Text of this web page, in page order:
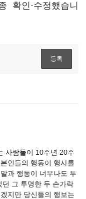
확인·수정했습니
사람들이 10주년 20주
인들의 행동이 행사를
과 행동이 너무나도 투
그 투명한 두 손가락
지만 당신들의 행보는